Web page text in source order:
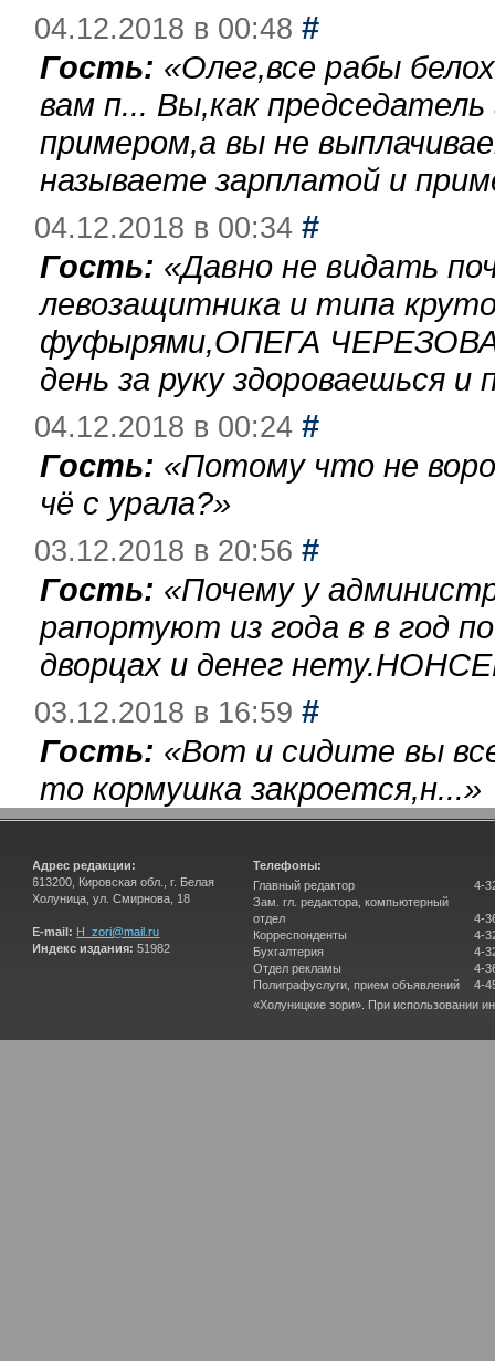
04.12.2018 в 00:48 #
Гость: «Олег,все рабы
вам п... Вы,как
примером,а вы не
называете зарплатой и
04.12.2018 в 00:34 #
Гость: «Давно не видать
левозащитника и типа
фуфырями,ОПЕГА
день за руку здороваешься
04.12.2018 в 00:24 #
Гость: «Потому что не
чё с урала?»
03.12.2018 в 20:56 #
Гость: «Почему у
рапортуют из года в в год
дворцах и денег
03.12.2018 в 16:59 #
Гость: «Вот и сидите вы
то кормушка закроется,н...»
Адрес редакции:
613200, Кировская обл., г. Белая
Холуница, ул. Смирнова, 18
E-mail: H_zori@mail.ru
Индекс издания: 51982
Телефоны:
Главный редактор
Зам. гл. редактора, компьютерный
отдел
Корреспонденты
Бухгалтерия
Отдел рекламы
Полиграфуслуги, прием объявлений
4-
4-
4-
4-
4-
4-
«Холуницкие зори». При использовании